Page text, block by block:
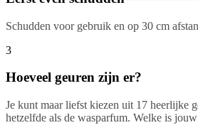
Schudden voor gebruik en op 30 cm
3
Hoeveel geuren zijn er?
Je kunt maar liefst kiezen uit 17 heerlijke
hetzelfde als de wasparfum. Welke is